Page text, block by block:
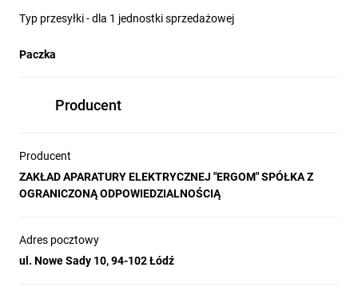
Typ przesyłki - dla 1 jednostki sprzedażowej
Paczka
Producent
Producent
ZAKŁAD APARATURY ELEKTRYCZNEJ "ERGOM" SPÓŁKA Z
OGRANICZONĄ ODPOWIEDZIALNOŚCIĄ
Adres pocztowy
ul. Nowe Sady 10, 94-102 Łódź